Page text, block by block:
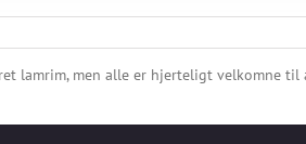
lamrim, men alle er hjerteligt velkomne til